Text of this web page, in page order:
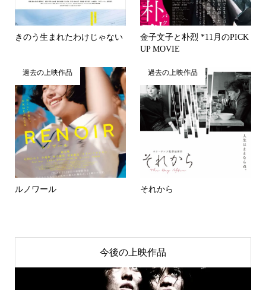
きのう生まれたわけじゃない
金子文子と朴烈 *11月のPICK
UP MOVIE
過去の上映作品
ルノワール
過去の上映作品
それから
今後の上映作品